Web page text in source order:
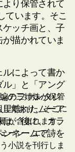
り保管されて
ています。そこ
ケッチ画と、子
描かれていま
ルによって書か
」と「アング
のファンタジ
里離れたムーア
、後に、カラ
ネームで詩を
テ三姉妹が保管
ており、そこに
が含まれます。
ーン・エア」、
小説を刊行しま